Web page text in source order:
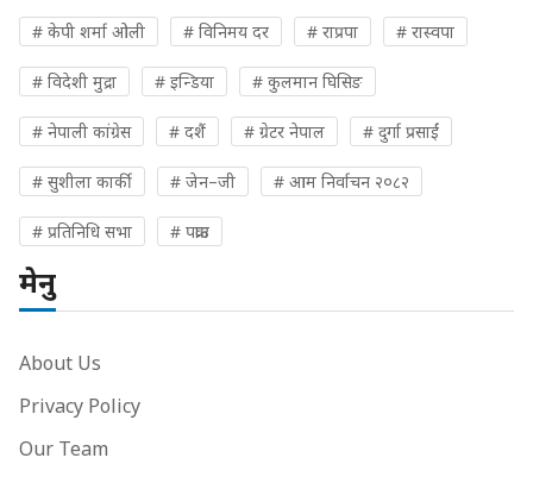
# केपी शर्मा ओली # विनिमय दर # राप्रपा # रास्वपा
# विदेशी मुद्रा # इन्डिया # कुलमान घिसिङ
# नेपाली कांग्रेस # दशैं # ग्रेटर नेपाल # दुर्गा प्रसाईं
# सुशीला कार्की # जेन–जी # आम निर्वाचन २०८२
# प्रतिनिधि सभा # पक्राउ
मेनु
About Us
Privacy Policy
Our Team